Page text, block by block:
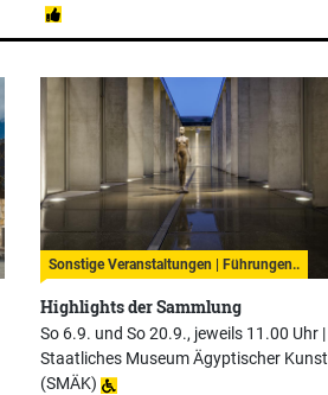
Sonstige Veranstaltungen | Führungen..
Highlights der Sammlung
So 6.9. und So 20.9., jeweils 11.00 Uhr |
Staatliches Museum Ägyptischer Kunst
(SMÄK)